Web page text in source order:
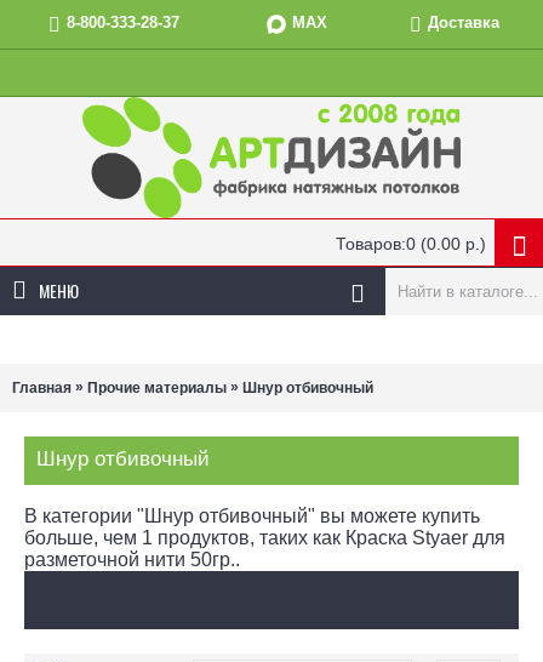
8-800-333-28-37 MAX Доставка
Товаров:0 (0.00 р.)
МЕНЮ
Главная » Прочие материалы » Шнур отбивочный
Шнур отбивочный
В категории "Шнур отбивочный" вы можете купить
больше, чем 1 продуктов, таких как Краска Styaer для
разметочной нити 50гр..